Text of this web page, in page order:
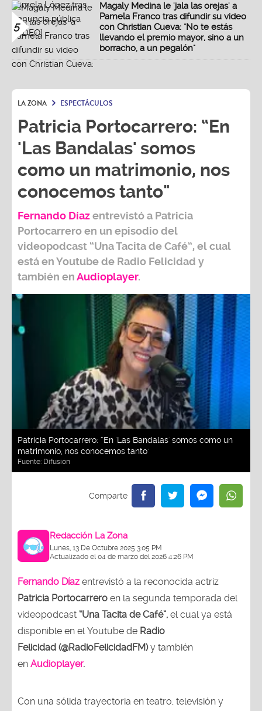
5
Magaly Medina le 'jala las orejas' a
Pamela Franco tras difundir su video
con Christian Cueva: "No te estás
llevando el premio mayor, sino a un
borracho, a un pegalón"
LA ZONA ESPECTÁCULOS
Patricia Portocarrero: “En
'Las Bandalas' somos
como un matrimonio, nos
conocemos tanto"
Fernando Díazentrevistó a Patricia
Portocarreroen un episodio del
videopodcast “Una Tacita de Café”, el cual
está en Youtube de Radio Felicidad y
también enAudioplayer.
Patricia Portocarrero: “En 'Las Bandalas' somos como un
matrimonio, nos conocemos tanto"
Fuente: Difusión
Redacción La Zona
Lunes, 13 De Octubre 2025 3:05 PM
Actualizado el 04 de marzo del 2026 4:26 PM
Fernando Díaz entrevistó a la reconocida actriz
Patricia Portocarrero en la segunda temporada del
videopodcast “Una Tacita de Café”, el cual ya está
disponible en el Youtube de Radio
Felicidad (@RadioFelicidadFM)y también
en Audioplayer.
Con una sólida trayectoria en teatro, televisión y